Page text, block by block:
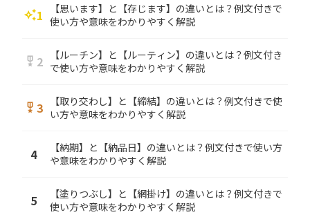
auto_awesome1
【思います】と【存じます】の違いとは？例文付きで
使い方や意味をわかりやすく解説
military_tech 2
【ルーチン】と【ルーティン】の違いとは？例文付き
で使い方や意味をわかりやすく解説
military_tech 3
【取り交わし】と【締結】の違いとは？例文付きで使
い方や意味をわかりやすく解説
4
【納期】と【納品日】の違いとは？例文付きで使い方
や意味をわかりやすく解説
5
【塗りつぶし】と【網掛け】の違いとは？例文付きで
使い方や意味をわかりやすく解説